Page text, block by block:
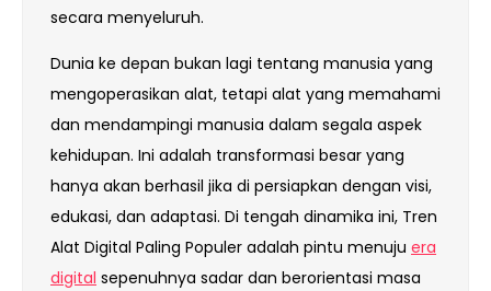
secara menyeluruh.
Dunia ke depan bukan lagi tentang manusia yang
mengoperasikan alat, tetapi alat yang memahami
dan mendampingi manusia dalam segala aspek
kehidupan. Ini adalah transformasi besar yang
hanya akan berhasil jika di persiapkan dengan visi,
edukasi, dan adaptasi. Di tengah dinamika ini, Tren
Alat Digital Paling Populer adalah pintu menuju era
digital sepenuhnya sadar dan berorientasi masa